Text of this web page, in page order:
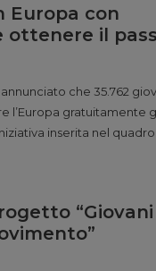
Europa con
ottenere il pass
che 35.762
l’Europa gratuitamente
inserita nel
edizione del“Giovani